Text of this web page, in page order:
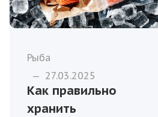
Рыба
— 27.03.2025
Как правильно
хранить